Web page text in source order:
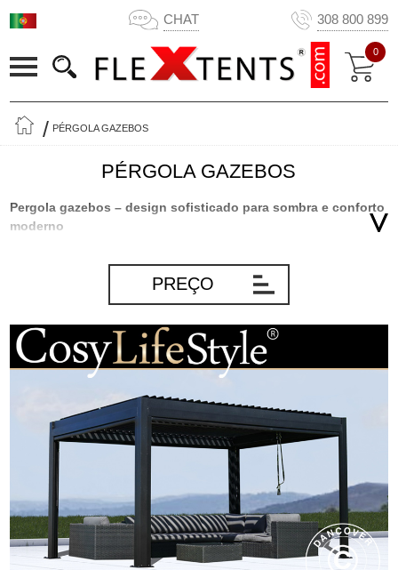
CHAT 308 800 899
0
PÉRGOLA GAZEBOS
PÉRGOLA GAZEBOS
Pergola gazebos – design sofisticado para sombra e conforto
moderno
funcionalidade. Com linhas limpas e um teto plano, esta estrutura
aberta proporciona sombra elegante e uma atmosfera calma no
independente ou presa à sua casa, estas estruturas são perfeitas
para uma vida ao ar livre moderna. Pode encomendar diferentes
tipos de paredes laterais para pavilhões pergola e tendas gazebo
O que torna uma pergola gazebo única?
Ao contrário das gazebos de jardim clássicas com telhados
inclinados e lados fechados, uma pergola gazebo é aberta e
minimalista. O teto plano pode ser composto por ripas fixas,
ajustáveis ou por uma cobertura retrátil em tecido. Esta
flexibilidade permite regular a exposição ao sol e à sombra ao
longo do dia. Existem até modelos onde as ripas se fecham
completamente para oferecer proteção contra chuva leve. Para
PREÇO